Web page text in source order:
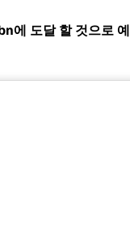
에 도달 할 것으로